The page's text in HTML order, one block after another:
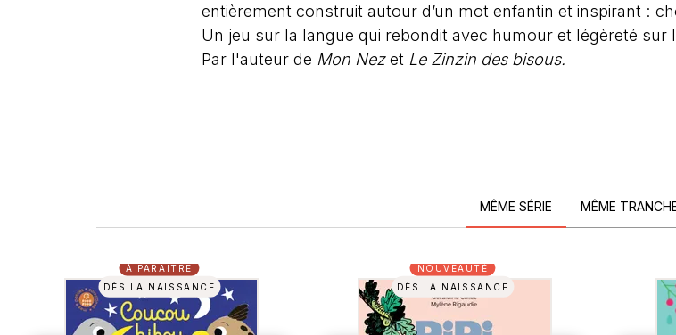
entièrement construit autour d’un mot enfantin et inspirant :
Un jeu sur la langue qui rebondit avec humour et légèreté sur
Par l'auteur de Mon Nezet Le Zinzin des bisous.
MÊME SÉRIE MÊME
À PARAÎTRE
DÈS LA NAISSANCE
NOUVEAUTÉ
DÈS LA NAISSANCE